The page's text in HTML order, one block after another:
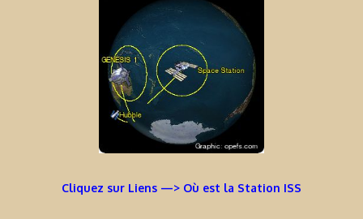
Cliquez sur Liens —> Où est la Station ISS